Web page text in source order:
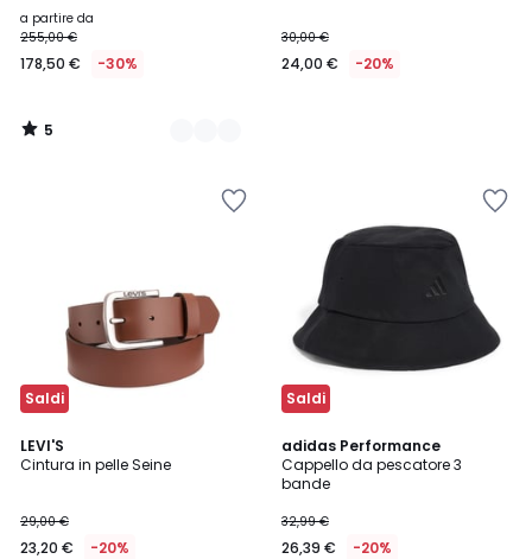
a partire da
255,00 €
178,50 € -30%
5
/
30,00 €
24,00 € -20%
Saldi
LEVI'S
Cintura in pelle Seine
29,00 €
23,20 € -20%
4,5
/ 5
2
Colori
Saldi
adidas Performance
Cappello da pescatore 3
bande
32,99 €
26,39 € -20%
4,8
/ 5